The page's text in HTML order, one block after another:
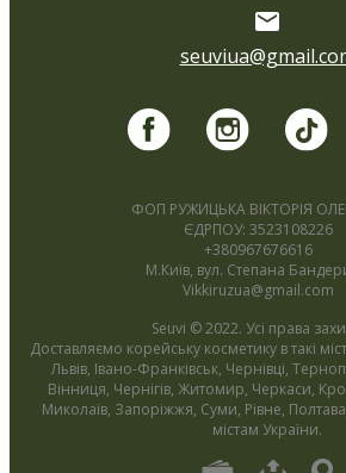
ФОП РУЖИЦЬКА ВІКТОРІЯ
ЄДРПОУ: 3523108226
+380967676616
М.Київ, вул. Степана
Vikkiruzua@gmail.com
Seuvi © 2022. Усі права
Доставляємо корейську косметику в такі
Львів, Івано-Франківськ, Чернівці,
Вінниця, Чернігів, Житомир, Черкаси,
Миколаїв, Запоріжжя, Суми, Рівне,
містам України.